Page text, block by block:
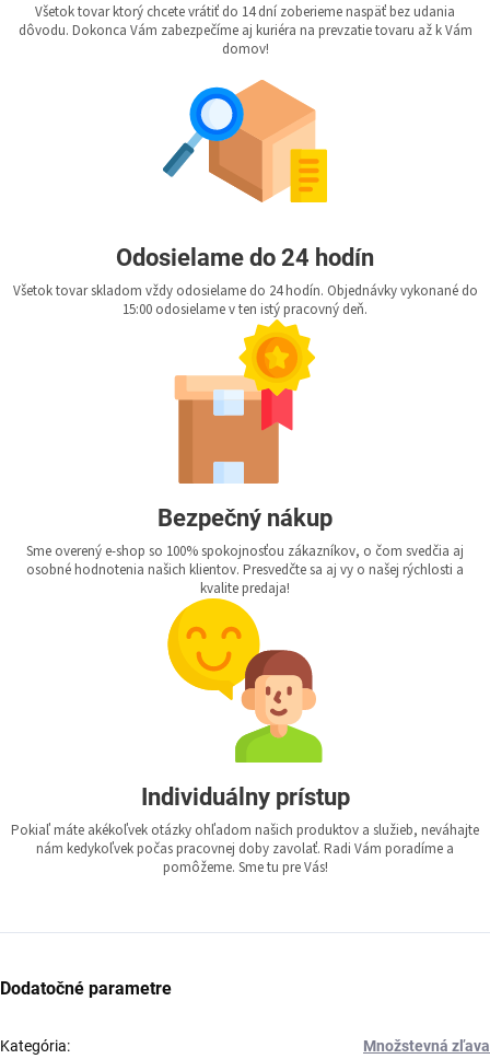
Všetok tovar ktorý chcete vrátiť do 14 dní zoberieme naspäť bez udania
dôvodu. Dokonca Vám zabezpečíme aj kuriéra na prevzatie tovaru až k Vám
domov!
Odosielame do 24 hodín
Všetok tovar skladom vždy odosielame do 24 hodín. Objednávky vykonané do
15:00 odosielame v ten istý pracovný deň.
Bezpečný nákup
Sme overený e-shop so 100% spokojnosťou zákazníkov, o čom svedčia aj
osobné hodnotenia našich klientov. Presvedčte sa aj vy o našej rýchlosti a
kvalite predaja!
Individuálny prístup
Pokiaľ máte akékoľvek otázky ohľadom našich produktov a služieb, neváhajte
nám kedykoľvek počas pracovnej doby zavolať. Radi Vám poradíme a
pomôžeme. Sme tu pre Vás!
Dodatočné parametre
Kategória: Množstevná zľava